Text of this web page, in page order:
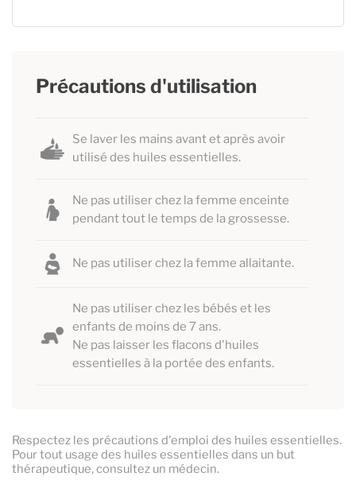
Précautions d'utilisation
Se laver les mains avant et après avoir
utilisé des huiles essentielles.
Ne pas utiliser chez la femme enceinte
pendant tout le temps de la grossesse.
Ne pas utiliser chez la femme allaitante.
Ne pas utiliser chez les bébés et les
enfants de moins de 7 ans.
Ne pas laisser les flacons d'huiles
essentielles à la portée des enfants.
Respectez les précautions d'emploi des huiles essentielles.
Pour tout usage des huiles essentielles dans un but
thérapeutique, consultez un médecin.